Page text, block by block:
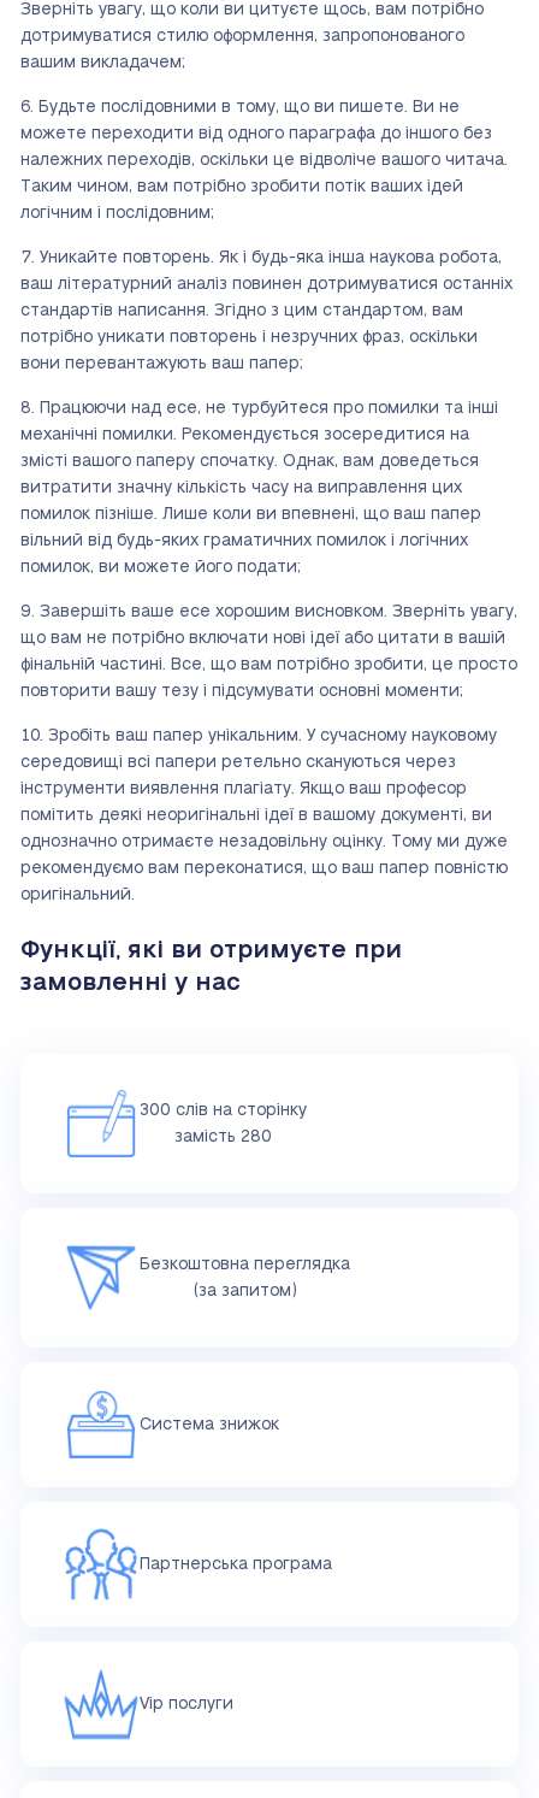
Зверніть увагу, що коли ви цитуєте щось, вам потрібно
дотримуватися стилю оформлення, запропонованого
вашим викладачем;
Будьте послідовними в тому, що ви пишете. Ви не
можете переходити від одного параграфа до іншого без
належних переходів, оскільки це відволіче вашого читача.
Таким чином, вам потрібно зробити потік ваших ідей
логічним і послідовним;
Уникайте повторень. Як і будь-яка інша наукова робота,
ваш літературний аналіз повинен дотримуватися останніх
стандартів написання. Згідно з цим стандартом, вам
потрібно уникати повторень і незручних фраз, оскільки
вони перевантажують ваш папер;
Працюючи над есе, не турбуйтеся про помилки та інші
механічні помилки. Рекомендується зосередитися на
змісті вашого паперу спочатку. Однак, вам доведеться
витратити значну кількість часу на виправлення цих
помилок пізніше. Лише коли ви впевнені, що ваш папер
вільний від будь-яких граматичних помилок і логічних
помилок, ви можете його подати;
Завершіть ваше есе хорошим висновком. Зверніть увагу,
що вам не потрібно включати нові ідеї або цитати в вашій
фінальній частині. Все, що вам потрібно зробити, це просто
повторити вашу тезу і підсумувати основні моменти;
Зробіть ваш папер унікальним. У сучасному науковому
середовищі всі папери ретельно скануються через
інструменти виявлення плагіату. Якщо ваш професор
помітить деякі неоригінальні ідеї в вашому документі, ви
однозначно отримаєте незадовільну оцінку. Тому ми дуже
рекомендуємо вам переконатися, що ваш папер повністю
оригінальний.
Функції, які ви отримуєте при
замовленні у нас
300 слів на сторінку
замість 280
Безкоштовна переглядка
(за запитом)
Система знижок
Партнерська програма
Vip послуги